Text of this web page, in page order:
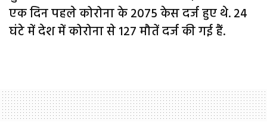
एक दिन पहले कोरोना के 2075 केस दर्ज हुए थे. 24
घंटे में देश में कोरोना से 127 मौतें दर्ज की गई हैं.